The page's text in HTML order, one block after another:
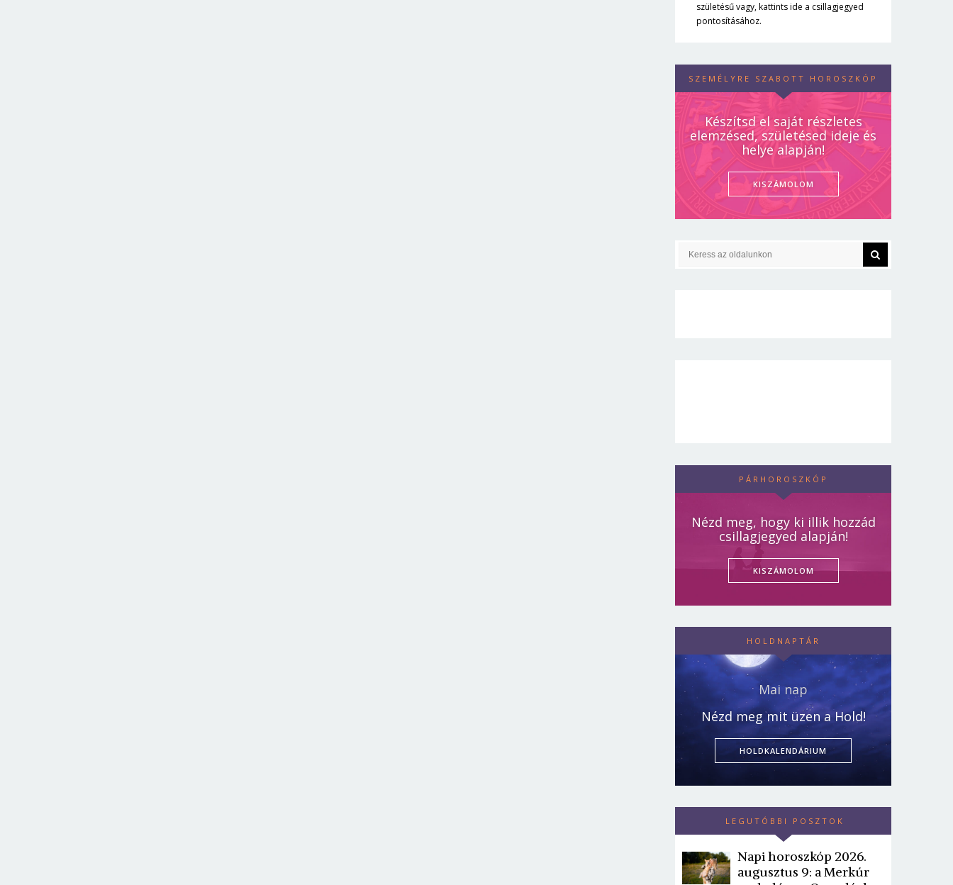
születésű vagy, kattints ide a csillagjegyed
pontosításához.
SZEMÉLYRE SZABOTT HOROSZKÓP
Készítsd el saját részletes
elemzésed, születésed ideje és
helye alapján!
KISZÁMOLOM
PÁRHOROSZKÓP
Nézd meg, hogy ki illik hozzád
csillagjegyed alapján!
KISZÁMOLOM
HOLDNAPTÁR
Mai nap
Nézd meg mit üzen a Hold!
HOLDKALENDÁRIUM
LEGUTÓBBI POSZTOK
Napi horoszkóp 2026.
augusztus 9: a Merkúr